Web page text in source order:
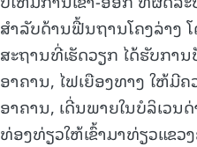
ສຳລັບດ້ານຟື້ນຖານໂຄງລ່າງ
ສະຖານທີ່ເຮັດວຽກ ໄດ້ຮັບກາ
ອາຄານ, ໄຟເຍືອງທາງ ໃຫ້ມີ
ອາຄານ, ເດີ່ນພາຍໃນບໍລິເວນ
ທ່ອງທ່ຽວໃຫ້ເຂົ້າມາທ່ຽວແຂ